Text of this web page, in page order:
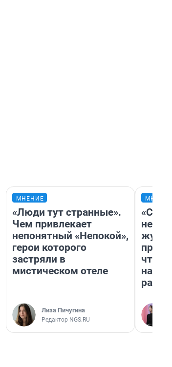
МНЕНИЕ
«Люди тут странные».
Чем привлекает
непонятный «Непокой»,
герои которого
застряли в
мистическом отеле
Лиза Пичугина
Редактор NGS.RU
на
ради